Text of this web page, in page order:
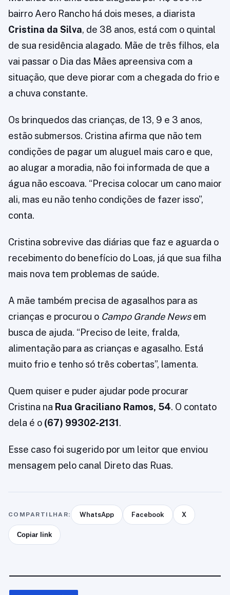
bairro Aero Rancho há dois meses, a diarista
Cristina da Silva, de 38 anos, está com o quintal
de sua residência alagado. Mãe de três filhos, ela
vai passar o Dia das Mães apreensiva com a
situação, que deve piorar com a chegada do frio e
a chuva constante.
Os brinquedos das crianças, de 13, 9 e 3 anos,
estão submersos. Cristina afirma que não tem
condições de pagar um aluguel mais caro e que,
ao alugar a moradia, não foi informada de que a
água não escoava. “Precisa colocar um cano maior
ali, mas eu não tenho condições de fazer isso”,
conta.
Cristina sobrevive das diárias que faz e aguarda o
recebimento do benefício do Loas, já que sua filha
mais nova tem problemas de saúde.
A mãe também precisa de agasalhos para as
crianças e procurou o Campo Grande Newsem
busca de ajuda. “Preciso de leite, fralda,
alimentação para as crianças e agasalho. Está
muito frio e tenho só três cobertas”, lamenta.
Quem quiser e puder ajudar pode procurar
Cristina na Rua Graciliano Ramos, 54. O contato
dela é o (67) 99302-2131 .
Esse caso foi sugerido por um leitor que enviou
mensagem pelo canal Direto das Ruas.
COMPARTILHAR: WhatsApp Facebook X
Copiar link